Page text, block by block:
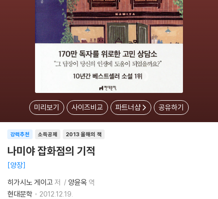
미리보기 사이즈비교 파트너샵 공유하기
소득공제
강력추천 2013 올해의 책
나미야 잡화점의 기적
양장
히가시노 게이고 저 양윤옥 역
현대문학
2012.12.19.